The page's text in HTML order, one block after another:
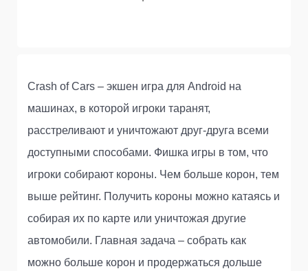
Crash of Cars – экшен игра для Android на
машинах, в которой игроки таранят,
расстреливают и уничтожают друг-друга всеми
доступными способами. Фишка игры в том, что
игроки собирают короны. Чем больше корон, тем
выше рейтинг. Получить короны можно катаясь и
собирая их по карте или уничтожая другие
автомобили. Главная задача – собрать как
можно больше корон и продержаться дольше